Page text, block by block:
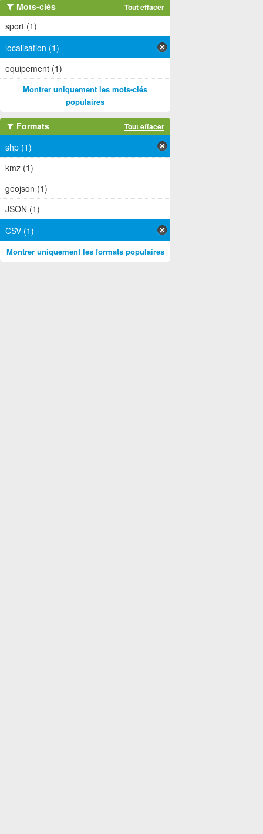
Mots-clés Tout effacer
sport (1)
localisation (1)
equipement (1)
Montrer uniquement les mots-clés
populaires
Formats Tout effacer
shp (1)
kmz (1)
geojson (1)
JSON (1)
CSV (1)
Montrer uniquement les formats populaires